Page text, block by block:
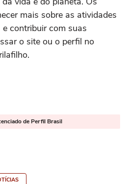
mais sobre as atividades
contribuir com suas
o site ou o perfil no
de Perfil Brasil